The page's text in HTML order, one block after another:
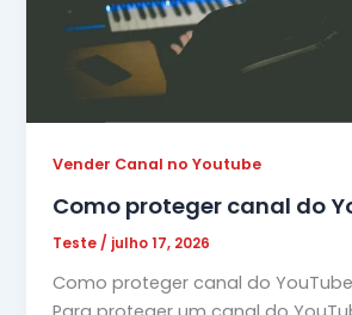
Vender Canal no Youtube
Como proteger canal do
Teste/ julho 17, 2026
Como proteger canal do